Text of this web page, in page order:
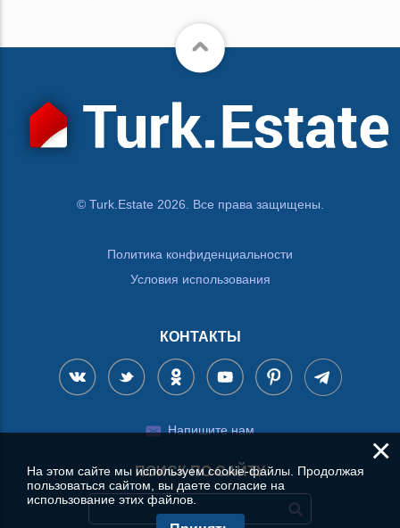
© Turk.Estate 2026. Все права защищены.
Политика конфиденциальности
Условия использования
КОНТАКТЫ
Напишите нам
ПОИСК ПО САЙТУ
×
На этом сайте мы используем cookie-файлы. Продолжая
пользоваться сайтом, вы даете согласие на
использование этих файлов.